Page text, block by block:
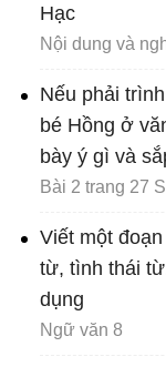
Hạc
Nội dung và
Nếu phải
bé Hồng ở
bày ý gì và
Bài 2 trang 27
Viết một
từ, tình thái
dụng
Ngữ văn 8